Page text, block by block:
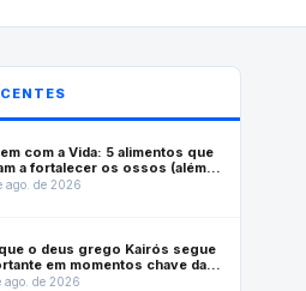
com a Vida: 5 alimentos que
a fortalecer os ossos (além
ago. de 2026
o deus grego Kairós segue
em momentos chave da
ago. de 2026